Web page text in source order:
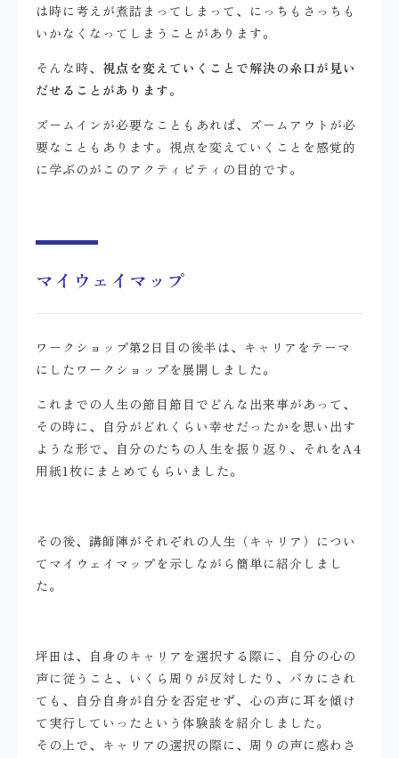
は時に考えが煮詰まってしまって、にっちもさっちも
いかなくなってしまうことがあります。
そんな時、 視点を変えていくことで解決の糸口が見い
だせることがあります。
ズームインが必要なこともあれば、ズームアウトが必
要なこともあります。視点を変えていくことを感覚的
に学ぶのがこのアクティビティの目的です。
マイウェイマップ
ワークショップ第2日目の後半は、キャリアをテーマ
にしたワークショップを展開しました。
これまでの人生の節目節目でどんな出来事があって、
その時に、自分がどれくらい幸せだったかを思い出す
ような形で、自分のたちの人生を振り返り、それをA4
用紙1枚にまとめてもらいました。
その後、講師陣がそれぞれの人生（キャリア）につい
てマイウェイマップを示しながら簡単に紹介しまし
た。
坪田は、自身のキャリアを選択する際に、自分の心の
声に従うこと、いくら周りが反対したり、バカにされ
ても、自分自身が自分を否定せず、心の声に耳を傾け
て実行していったという体験談を紹介しました。
その上で、キャリアの選択の際に、周りの声に惑わさ